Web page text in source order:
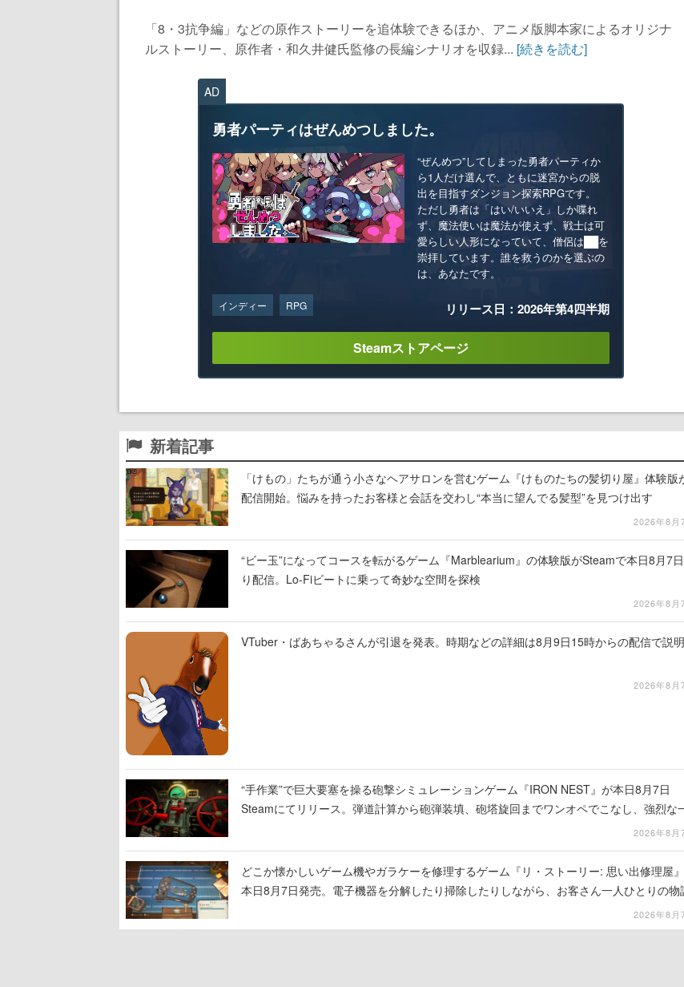
「8・3抗争編」などの原作ストーリーを追体験できるほか、アニメ版脚本家によるオリジナ
ルストーリー、原作者・和久井健氏監修の長編シナリオを収録... [続きを読む]
AD
勇者パーティはぜんめつしました。
“ぜんめつ”してしまった勇者パーティか
ら1人だけ選んで、ともに迷宮からの脱
出を目指すダンジョン探索RPGです。
ただし勇者は「はい/いいえ」しか喋れ
ず、魔法使いは魔法が使えず、戦士は可
愛らしい人形になっていて、僧侶は██を
崇拝しています。誰を救うのかを選ぶの
は、あなたです。
インディー RPG リリース日：2026年第4四半期
Steamストアページ
新着記事
「けもの」たちが通う小さなヘアサロンを営むゲーム『けものたちの髪切り屋』体験版
配信開始。悩みを持ったお客様と会話を交わし“本当に望んでる髪型”を見つけ出す
2026年8月
“ビー玉”になってコースを転がるゲーム『Marblearium』の体験版がSteamで本日8月7
り配信。Lo-Fiビートに乗って奇妙な空間を探検
2026年8月
VTuber・ばあちゃるさんが引退を発表。時期などの詳細は8月9日15時からの配信で説明
2026年8月
“手作業”で巨大要塞を操る砲撃シミュレーションゲーム『IRON NEST』が本日8月7日
Steamにてリリース。弾道計算から砲弾装填、砲塔旋回までワンオペでこなし、強烈な
2026年8月
どこか懐かしいゲーム機やガラケーを修理するゲーム『リ・ストーリー: 思い出修理屋
本日8月7日発売。電子機器を分解したり掃除したりしながら、お客さん一人ひとりの物
2026年8月